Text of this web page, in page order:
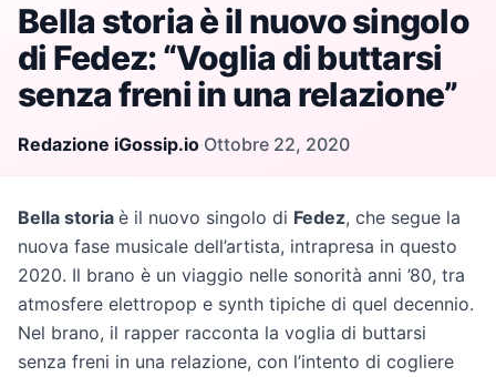
Bella storia è il nuovo singolo
di Fedez: “Voglia di buttarsi
senza freni in una relazione”
Redazione iGossip.io·Ottobre 22, 2020
Bella storia è il nuovo singolo di Fedez, che segue la
nuova fase musicale dell’artista, intrapresa in questo
2020. Il brano è un viaggio nelle sonorità anni ’80, tra
atmosfere elettropop e synth tipiche di quel decennio.
Nel brano, il rapper racconta la voglia di buttarsi
senza freni in una relazione, con l’intento di cogliere